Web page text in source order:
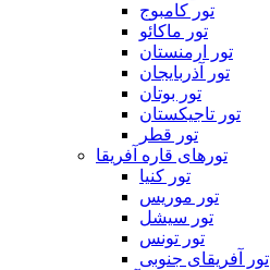
تور کامبوج
تور ماکائو
تور ارمنستان
تور آذربایجان
تور بوتان
تور تاجیکستان
تور قطر
تورهای قاره آفریقا
تور کنیا
تور موریس
تور سیشل
تور تونس
تور آفریقای جنوبی